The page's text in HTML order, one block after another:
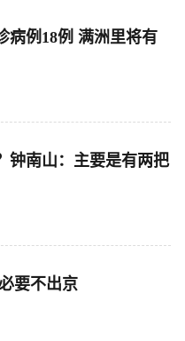
病例18例 满洲里将有
钟南山：主要是有两把
要不出京